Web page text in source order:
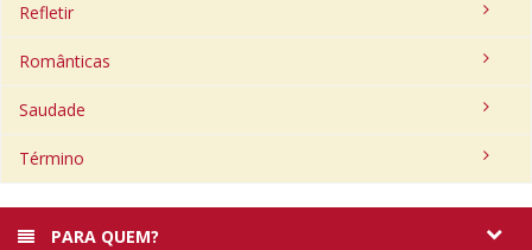
Refletir
Românticas
Saudade
Término
PARA QUEM?